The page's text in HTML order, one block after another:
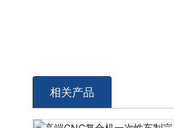
相关产品